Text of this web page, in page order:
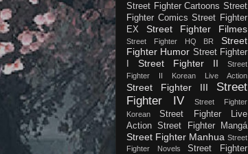
Street Fighter Cartoons Street
Fighter Comics Street Fighter
EX
Street Fighter Filmes
Street Fighter HQ BR
Street
Fighter Humor Street Fighter
Street Fighter II
Street
Fighter II Korean Live Action
Street Fighter III
Street
Fighter IV
Street Fighter
Korean
Street Fighter Live
Action Street Fighter Mangá
Street Fighter Manhua Street
Fighter Novels
Street Fighter